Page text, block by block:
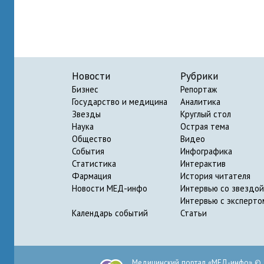
Новости
Бизнес
Государство и медицина
Звезды
Наука
Общество
События
Статистика
Фармация
Новости МЕД-инфо
Календарь событий
Рубрики
Репортаж
Аналитика
Круглый стол
Острая тема
Видео
Инфографика
Интерактив
История читателя
Интервью со звездой
Интервью с
Статьи